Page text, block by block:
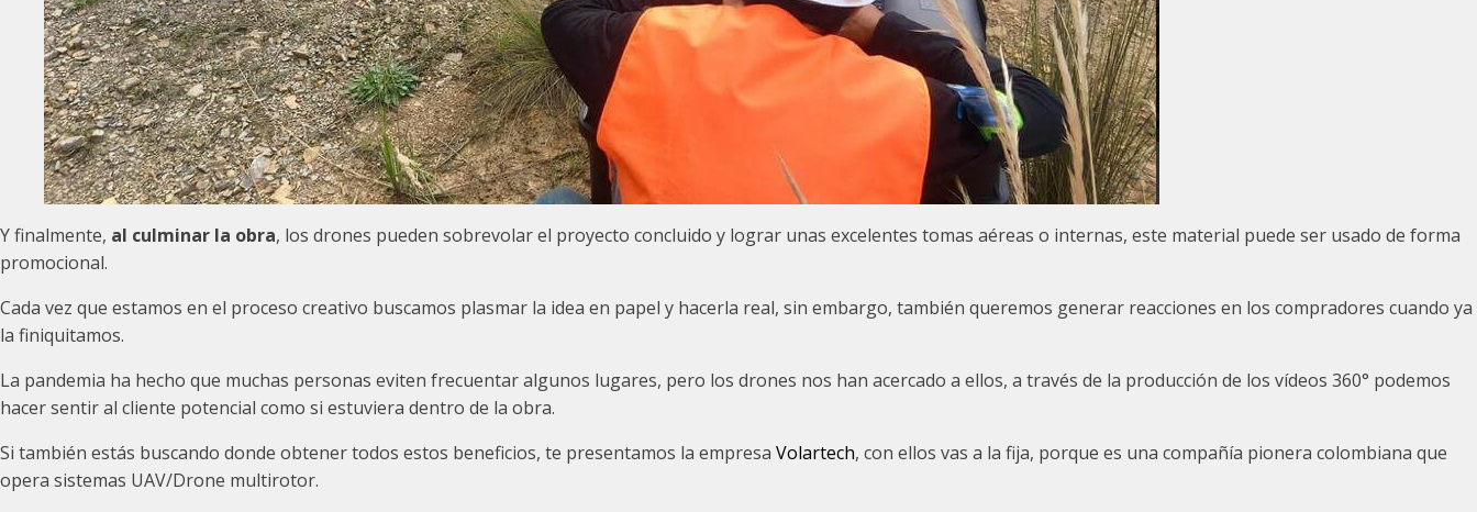
Y finalmente, al culminar la obra, los drones pueden sobrevolar el proyecto concluido y lograr unas excelentes tomas aéreas o internas, este material puede ser usado de forma
promocional.
Cada vez que estamos en el proceso creativo buscamos plasmar la idea en papel y hacerla real, sin embargo, también queremos generar reacciones en los compradores cuando ya
la finiquitamos.
La pandemia ha hecho que muchas personas eviten frecuentar algunos lugares, pero los drones nos han acercado a ellos, a través de la producción de los vídeos 360° podemos
hacer sentir al cliente potencial como si estuviera dentro de la obra.
Si también estás buscando donde obtener todos estos beneficios, te presentamos la empresa Volartech, con ellos vas a la fija, porque es una compañía pionera colombiana que
opera sistemas UAV/Drone multirotor.